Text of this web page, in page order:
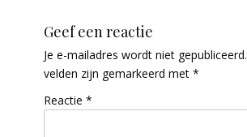
Geef een reactie
Je e-mailadres wordt niet gepubliceerd.
velden zijn gemarkeerd met *
Reactie *